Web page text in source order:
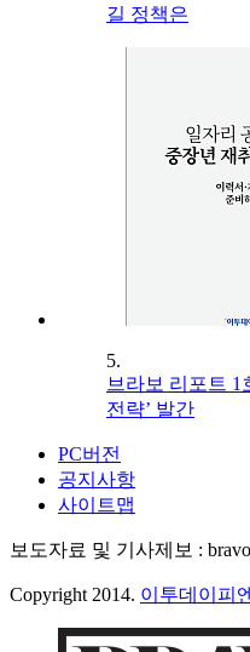
길 정책은
5.
브라보 리포트 1
전략’ 발간
PC버전
공지사항
사이트맵
보도자료 및 기사제보 :
Copyright 2014. 이투데이피